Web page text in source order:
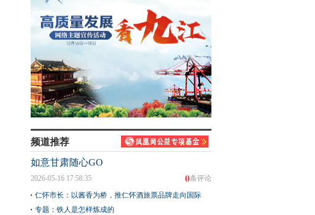
频道推荐
如意甘肃随心GO
0条评论
2026-05-16 17:58:35
仁怀市长：以酱香为桥，推仁怀酒旅票品牌走向国际
专题：铁人是怎样炼成的